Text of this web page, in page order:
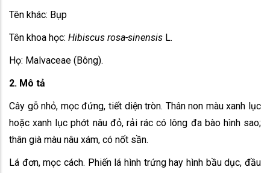
Tên khác: Bụp
Tên khoa học: Hibiscus rosa-sinensis L.
Họ: Malvaceae (Bông).
2. Mô tả
Cây gỗ nhỏ, mọc đứng, tiết diện tròn. Thân non màu xanh lục
hoặc xanh lục phớt nâu đỏ, rải rác có lông đa bào hình sao;
thân già màu nâu xám, có nốt sần.
Lá đơn, mọc cách. Phiến lá hình trứng hay hình bầu dục, đầu